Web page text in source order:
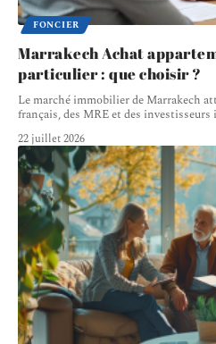
FONCIER
Marrakech Achat
particulier : que choisir ?
Le marché immobilier de Marrakech
français, des MRE et des
22 juillet 2026